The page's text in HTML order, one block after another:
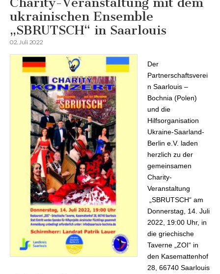
ukrainischen Ensemble
„SBRUTSCH“ in Saarlouis
02. Juli 2022
Der
Partnerschaftsverei
n Saarlouis –
Bochnia (Polen)
und die
Hilfsorganisation
Ukraine-Saarland-
Berlin e.V. laden
herzlich zu der
gemeinsamen
Charity-
Veranstaltung
„SBRUTSCH“ am
Donnerstag, 14. Juli
2022, 19:00 Uhr, in
die griechische
Taverne „ZOI“ in
den Kasemattenhof
28, 66740 Saarlouis